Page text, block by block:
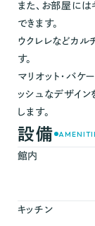
また、お部屋には
できます。
ウクレレなどカル
す。
マリオット・バケ
ッシュなデザイ
します。
設備
館内
キッチン